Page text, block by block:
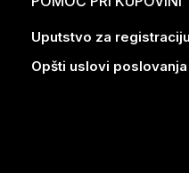
Uputstvo za registraciju
Opšti uslovi poslovanja